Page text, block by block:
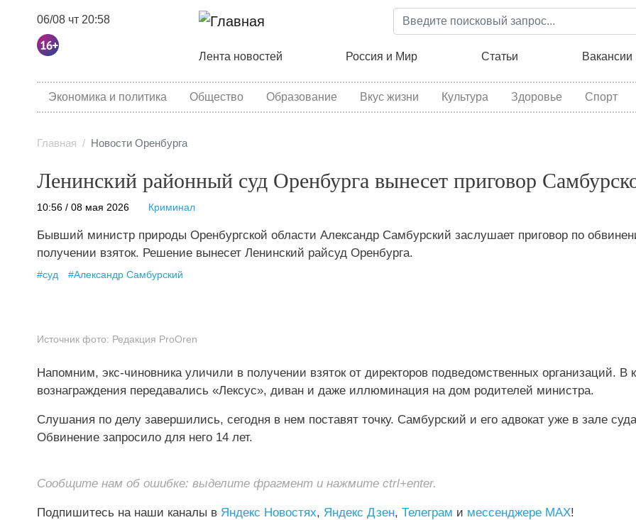
Перейти
к
содержанию
06/08 чт 20:58
Основная навигация
Лента новостей Россия и Мир Статьи Вакансии
category menu
Экономика и политика Общество Образование Вкус жизни Культура Здоровье Спорт
Главная Новости Оренбурга
Ленинский районный суд Оренбурга вынесет приговор
10:56 / 08 мая 2026 Криминал
Бывший министр природы Оренбургской области Александр Самбурский заслушает приговор по
получении взяток. Решение вынесет Ленинский райсуд Оренбурга.
#суд #Александр Самбурский
Источник фото: Редакция ProOren
Напомним, экс-чиновника уличили в получении взяток от директоров подведомственных организаций. В
вознаграждения передавались «Лексус», диван и даже иллюминация на дом родителей министра.
Слушания по делу завершились, сегодня в нем поставят точку. Самбурский и его адвокат уже в зале
Обвинение запросило для него 14 лет.
Сообщите нам об ошибке: выделите фрагмент и нажмите ctrl+enter.
Подпишитесь на наши каналы в Яндекс Новостях, Яндекс Дзен, Телеграм и мессенджере MAX!